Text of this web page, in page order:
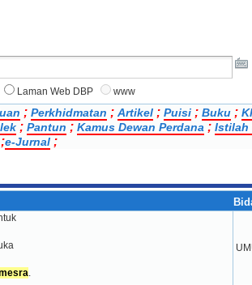
Laman Web DBP www
; Perkhidmatan ; Artikel ; Puisi ; Buku ;
; Pantun ; Kamus Dewan Perdana ; Istilah
;e-Jurnal ;
.